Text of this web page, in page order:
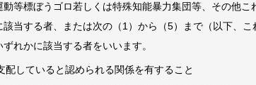
等標ぼうゴロ若しくは特殊知能暴力集団等、その他
当する者、または次の（1）から（5）まで（以下、
れかに該当する者をいいます。
配していると認められる関係を有すること